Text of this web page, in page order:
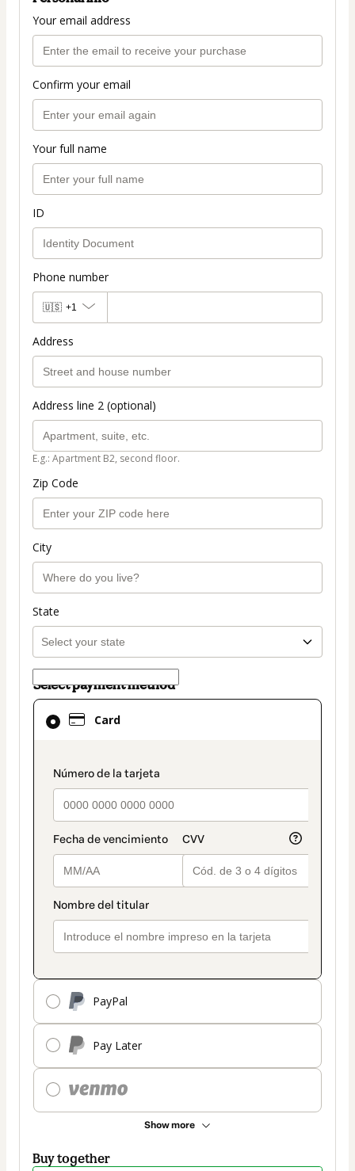
Your email address
Confirm your email
Your full name
ID
Phone number
🇺🇸 +1
Address
Address line 2 (optional)
E.g.: Apartment B2, second floor.
Zip Code
City
State
Select payment method
Card
payment_data.section_title_v2
PayPal
Pay Later
Show more
Card
selected
method
Buy together